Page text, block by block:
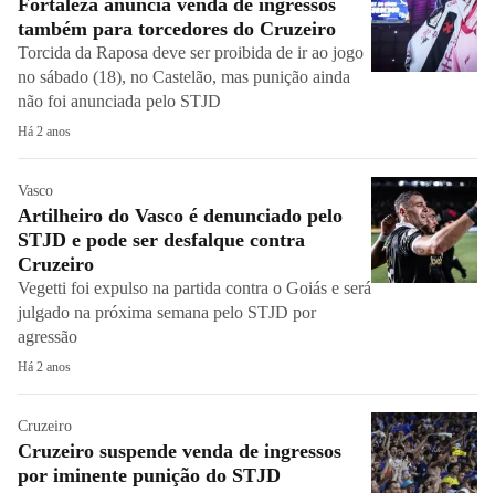
Fortaleza anuncia venda de ingressos
também para torcedores do Cruzeiro
Torcida da Raposa deve ser proibida de ir ao jogo
no sábado (18), no Castelão, mas punição ainda
não foi anunciada pelo STJD
Há 2 anos
Vasco
Artilheiro do Vasco é denunciado pelo
STJD e pode ser desfalque contra
Cruzeiro
Vegetti foi expulso na partida contra o Goiás e será
julgado na próxima semana pelo STJD por
agressão
Há 2 anos
Cruzeiro
Cruzeiro suspende venda de ingressos
por iminente punição do STJD